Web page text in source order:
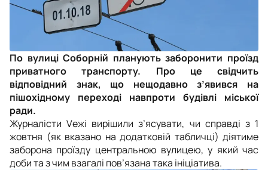
По вулиці Соборній планують заборонити проїзд
приватного транспорту. Про це свідчить
відповідний знак, що нещодавно з’явився на
пішохідному переході навпроти будівлі міської
ради.
Журналісти Vежі вирішили з’ясувати, чи справді з 1
жовтня (як вказано на додатковій табличці) діятиме
заборона проїзду центральною вулицею, у який час
доби та з чим взагалі пов’язана така ініціатива.